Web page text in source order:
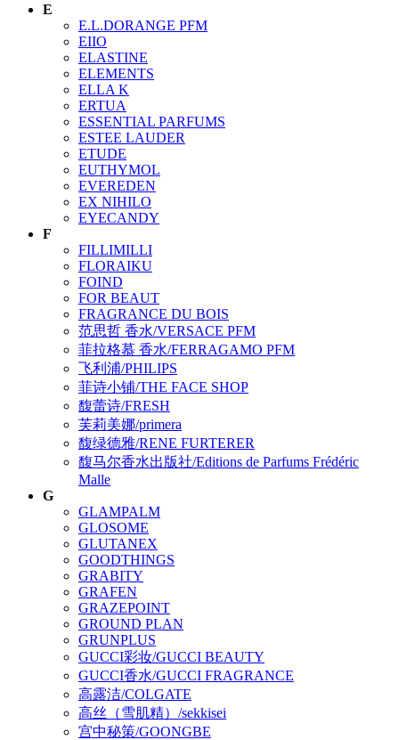
E
E.L.DORANGE PFM
EIIO
ELASTINE
ELEMENTS
ELLA K
ERTUA
ESSENTIAL PARFUMS
ESTEE LAUDER
ETUDE
EUTHYMOL
EVEREDEN
EX NIHILO
EYECANDY
F
FILLIMILLI
FLORAIKU
FOIND
FOR BEAUT
FRAGRANCE DU BOIS
范思哲 香水/VERSACE PFM
菲拉格慕 香水/FERRAGAMO PFM
飞利浦/PHILIPS
菲诗小铺/THE FACE SHOP
馥蕾诗/FRESH
芙莉美娜/primera
馥绿德雅/RENE FURTERER
馥马尔香水出版社/Editions de Parfums Frédéric
Malle
G
GLAMPALM
GLOSOME
GLUTANEX
GOODTHINGS
GRABITY
GRAFEN
GRAZEPOINT
GROUND PLAN
GRUNPLUS
GUCCI彩妆/GUCCI BEAUTY
GUCCI香水/GUCCI FRAGRANCE
高露洁/COLGATE
高丝（雪肌精）/sekkisei
宫中秘策/GOONGBE